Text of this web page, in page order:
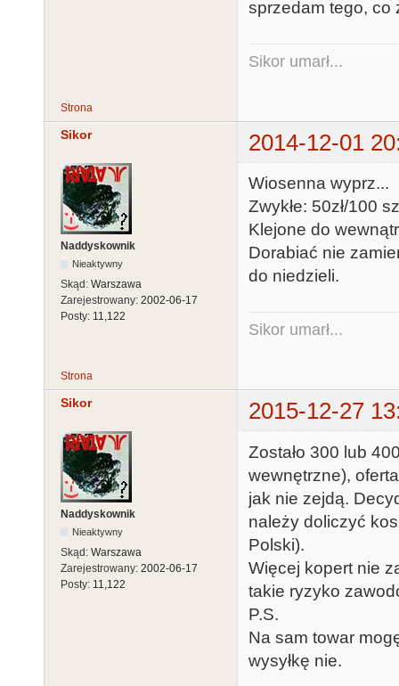
sprzedam tego, co
Sikor umarł...
Strona
Sikor 2014-12-01
Naddyskownik
Nieaktywny
Skąd: Warszawa
Zarejestrowany: 2002-06-17
Posty: 11,122
Wiosenna wyprz...
Zwykłe: 50zł/100
Klejone do
Dorabiać nie
do niedzieli.
Sikor umarł...
Strona
Sikor 2015-12-27
Naddyskownik
Nieaktywny
Skąd: Warszawa
Zarejestrowany: 2002-06-17
Posty: 11,122
Zostało 300 lub
wewnętrzne),
jak nie zejdą.
należy doliczyć
Polski).
Więcej kopert nie
takie ryzyko
P.S.
Na sam towar
wysyłkę nie.